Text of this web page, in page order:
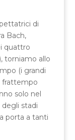
di
Bach,
quattro
torniamo allo
(i grandi
frattempo
solo nel
degli stadi
porta a tanti